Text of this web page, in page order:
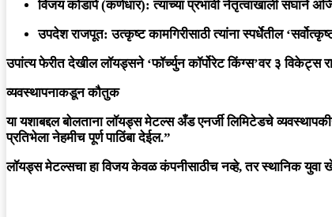
विजय कोडापे (कर्णधार): त्यांच्या प्रभावी नेतृत्वाखाली संघाने
उपदेश राजपूत: उत्कृष्ट कामगिरीसाठी त्यांना स्पर्धेतील
​उपांत्य फेरीत देखील लॉयड्सने ‘फॉर्च्युन कॉर्पोरेट किंग्स’वर ३ विकेट्स
व्यवस्थापनाकडून कौतुक
​या यशाबद्दल बोलताना लॉयड्स मेटल्स अँड एनर्जी लिमिटेडचे
प्रतिभेला नेहमीच पूर्ण पाठिंबा देईल.”
​लॉयड्स मेटल्सचा हा विजय केवळ कंपनीसाठीच नव्हे, तर स्थानिक युवा